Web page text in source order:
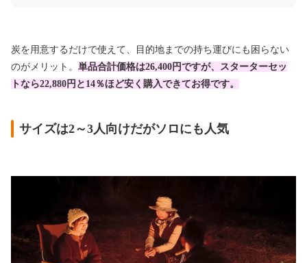
炭を用意するだけで使えて、目的地までの持ち運びにも困らない
のがメリット。 単品合計価格は26,400円ですが、スターターセッ
トなら22,880円と14％ほど安く購入できてお得です。
サイズは2～3人向けだがソロにも人気